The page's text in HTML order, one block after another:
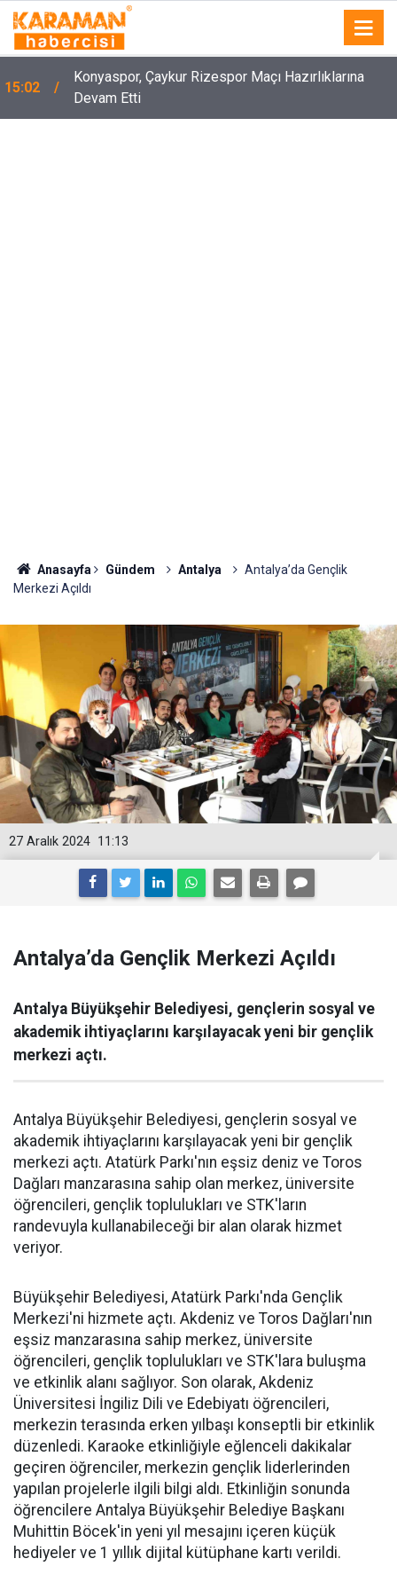
15:00
Takla Atan Otomobil Palmiye Ağacına Çarptı: 1
Yaralı
Anasayfa Gündem Antalya
Antalya’da Gençlik
Merkezi Açıldı
11:13
27 Aralık 2024
Antalya’da Gençlik Merkezi Açıldı
Antalya Büyükşehir Belediyesi, gençlerin sosyal ve
akademik ihtiyaçlarını karşılayacak yeni bir gençlik
merkezi açtı.
Antalya Büyükşehir Belediyesi, gençlerin sosyal ve
akademik ihtiyaçlarını karşılayacak yeni bir gençlik
merkezi açtı. Atatürk Parkı'nın eşsiz deniz ve Toros
Dağları manzarasına sahip olan merkez, üniversite
öğrencileri, gençlik toplulukları ve STK'ların
randevuyla kullanabileceği bir alan olarak hizmet
veriyor.
Büyükşehir Belediyesi, Atatürk Parkı'nda Gençlik
Merkezi'ni hizmete açtı. Akdeniz ve Toros Dağları'nın
eşsiz manzarasına sahip merkez, üniversite
öğrencileri, gençlik toplulukları ve STK'lara buluşma
ve etkinlik alanı sağlıyor. Son olarak, Akdeniz
Üniversitesi İngiliz Dili ve Edebiyatı öğrencileri,
merkezin terasında erken yılbaşı konseptli bir etkinlik
düzenledi. Karaoke etkinliğiyle eğlenceli dakikalar
geçiren öğrenciler, merkezin gençlik liderlerinden
yapılan projelerle ilgili bilgi aldı. Etkinliğin sonunda
öğrencilere Antalya Büyükşehir Belediye Başkanı
Muhittin Böcek'in yeni yıl mesajını içeren küçük
hediyeler ve 1 yıllık dijital kütüphane kartı verildi.